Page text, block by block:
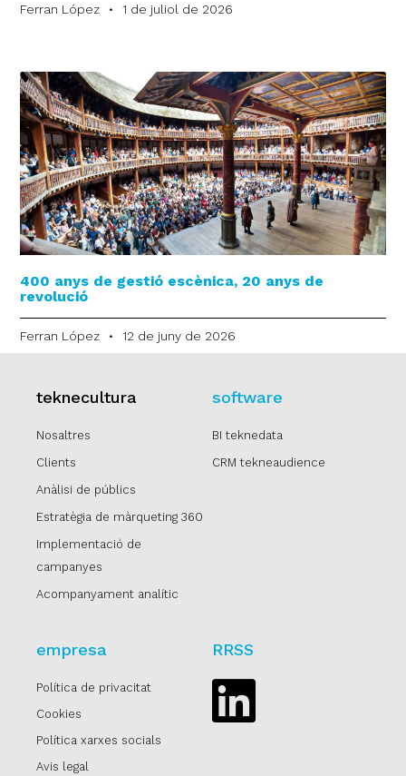
Ferran López 1 de juliol de 2026
400 anys de gestió escènica, 20 anys de
revolució
Ferran López 12 de juny de 2026
teknecultura
Nosaltres
Clients
Anàlisi de públics
Estratègia de màrqueting 360
Implementació de
campanyes
Acompanyament analític
software
BI teknedata
CRM tekneaudience
empresa
Política de privacitat
Cookies
Política xarxes socials
Avis legal
RRSS